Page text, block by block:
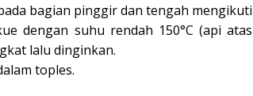
bagian pinggir dan tengah mengikuti
dengan suhu rendah 150°C (api atas
lalu dinginkan.
toples.